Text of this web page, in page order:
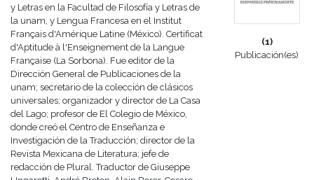
y Letras en la Facultad de Filosofía y Letras de
la unam, y Lengua Francesa en el Institut
Français d'Amérique Latine (México). Certificat
d'Aptitude à l'Enseignement de la Langue
Française (La Sorbona). Fue editor de la
Dirección General de Publicaciones de la
unam; secretario de la colección de clásicos
universales; organizador y director de La Casa
del Lago; profesor de El Colegio de México,
donde creó el Centro de Enseñanza e
Investigación de la Traducción; director de la
Revista Mexicana de Literatura; jefe de
redacción de Plural. Traductor de Giuseppe
(1)
Publicación(es)